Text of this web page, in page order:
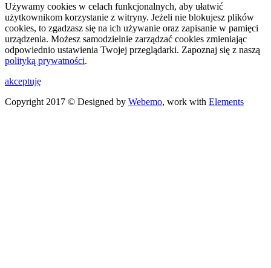
Używamy cookies w celach funkcjonalnych, aby ułatwić
użytkownikom korzystanie z witryny. Jeżeli nie blokujesz plików
cookies, to zgadzasz się na ich używanie oraz zapisanie w pamięci
urządzenia. Możesz samodzielnie zarządzać cookies zmieniając
odpowiednio ustawienia Twojej przeglądarki. Zapoznaj się z naszą
polityką prywatności.
akceptuję
Copyright 2017 © Designed by Webemo, work with Elements